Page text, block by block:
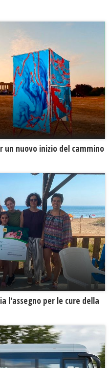
un nuovo inizio del cammino
l'assegno per le cure della